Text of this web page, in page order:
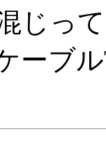
じっ
ーブ